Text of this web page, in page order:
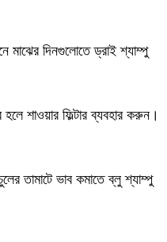
মাঝের দিনগুলোতে ড্রাই শ্যাম্পু
শাওয়ার ফিল্টার ব্যবহার করুন।
তামাটে ভাব কমাতে ব্লু শ্যাম্পু